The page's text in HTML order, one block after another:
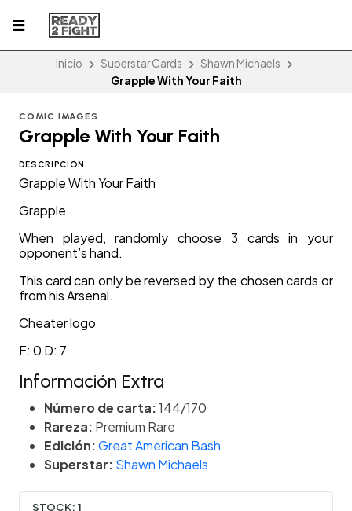
Inicio Superstar Cards
Shawn Michaels
Grapple With Your Faith
COMIC IMAGES
Grapple With Your Faith
DESCRIPCIÓN
Grapple With Your Faith
Grapple
When played, randomly choose 3 cards in your
opponent’s hand.
This card can only be reversed by the chosen cards or
from his Arsenal.
Cheater logo
F: 0 D: 7
Información Extra
Número de carta:144/170
Rareza: Premium Rare
Edición:Great American Bash
Superstar: Shawn Michaels
STOCK: 1